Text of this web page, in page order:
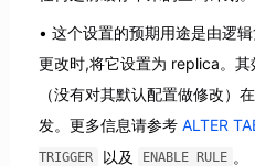
这个设置的预期用途是由逻
更改时,将它设置为 replica。
（没有对其默认配置做修改）
发。更多信息请参考 ALTER
TRIGGER 以及 ENABLE RULE 。